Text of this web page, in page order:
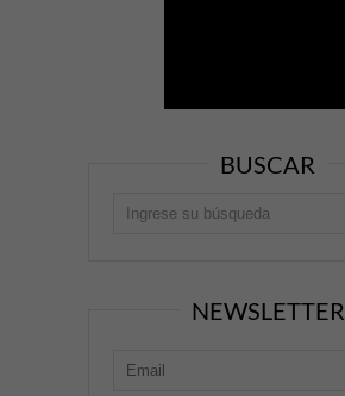
BUSCAR
NEWSLETTER